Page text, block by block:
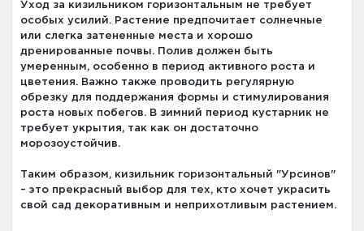
Уход за кизильником горизонтальным не требует
особых усилий. Растение предпочитает солнечные
или слегка затененные места и хорошо
дренированные почвы. Полив должен быть
умеренным, особенно в период активного роста и
цветения. Важно также проводить регулярную
обрезку для поддержания формы и стимулирования
роста новых побегов. В зимний период кустарник не
требует укрытия, так как он достаточно
морозоустойчив.
Таким образом, кизильник горизонтальный "Урсинов"
– это прекрасный выбор для тех, кто хочет украсить
свой сад декоративным и неприхотливым растением.